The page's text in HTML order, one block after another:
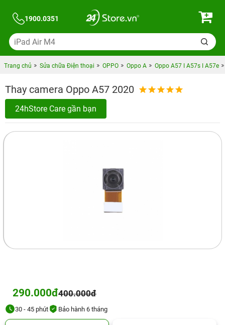
1900.0351
Trang chủ Sửa chữa Điện thoại OPPO Oppo A Oppo A57 I A57s I A57e
Thay camera Oppo A57 2020
24hStore Care gần bạn
290.000đ400.000đ
30 - 45 phút Bảo hành 6 tháng